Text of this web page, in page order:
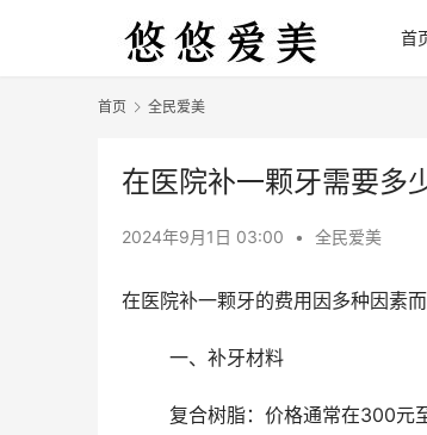
首
首页 全民爱美
在医院补一颗牙需要多
2024年9月1日 03:00 • 全民爱美
在医院补一颗牙的费用因多种因素
	一、补牙材料